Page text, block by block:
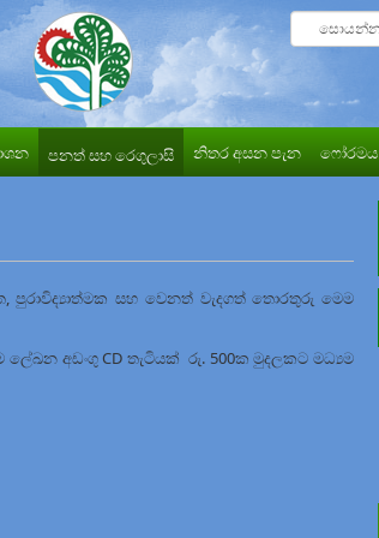
පනත් සහ රෙගුලාසි නිතර අසන පැන ෆෝරමය
පුරාවිද්‍යාත්මක සහ වෙනත් වැදගත් තොරතුරු මෙම
අඩංගු CD තැටියක් රු. 500ක මුදලකට මධ්‍යම